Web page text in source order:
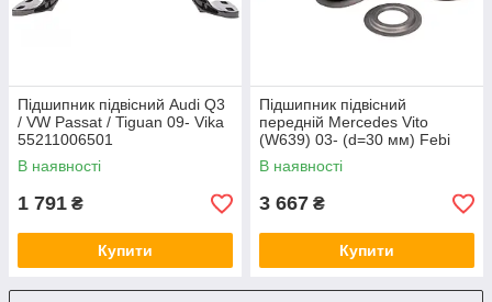
Підшипник підвісний Audi Q3
/ VW Passat / Tiguan 09- Vika
55211006501
В наявності
1 791 ₴
Купити
Підшипник підвісний
передній Mercedes Vito
(W639) 03- (d=30 мм) Febi
Bilstein 32709
В наявності
3 667 ₴
Купити